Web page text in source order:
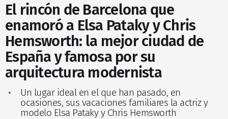
El rincón de Barcelona que
enamoró a Elsa Pataky y Chris
Hemsworth: la mejor ciudad de
España y famosa por su
arquitectura modernista
Un lugar ideal en el que han pasado, en
ocasiones, sus vacaciones familiares la actriz y
modelo Elsa Pataky y Chris Hemsworth